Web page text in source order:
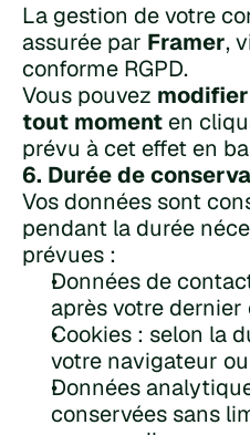
La gestion de votre
assurée par Framer,
conforme RGPD.
Vous pouvez
tout moment en
prévu à cet effet en
6. Durée de
Vos données sont
pendant la durée
prévues :
Données de
après votre
Cookies : selon la
votre navigateur
Données
conservées sans